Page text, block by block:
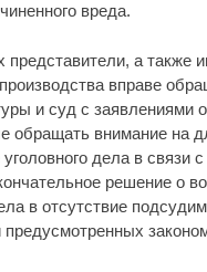
вреда.
представители, а также
вправе
и суд с заявлениями
обращать внимание на
дела в связи
решение о
в отсутствие